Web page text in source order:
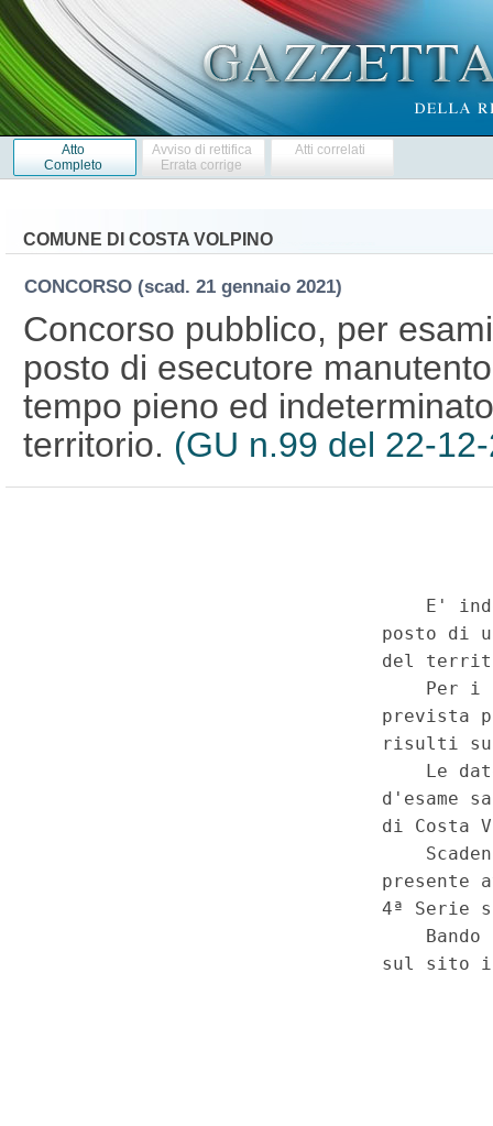
Atto
Completo
Avviso di rettifica
Errata corrige
Atti correlati
COMUNE DI COSTA VOLPINO
CONCORSO (scad. 21 gennaio 2021)
Concorso pubblico, per
posto di esecutore
tempo pieno ed
territorio. (GU n.99 del 22-